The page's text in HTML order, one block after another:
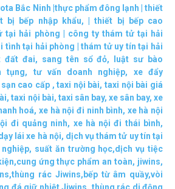
Bắc Ninh | thực phẩm đông lạnh |thiết
bị bếp nhập khẩu, |thiết bị bếp cao
tại hải phòng
công ty thám tử tại hải
tình tại hải phòng |thám tử uy tín tại hải
đất đai, sang tên sổ đỏ,
luật sư bào
tụng, tư vấn doanh nghiệp, xe đẩy
cao cấp,taxi nội bài,taxi nội bài giá
,taxi nội bài, taxi sân bay, xe sân bay,xe
hoá, xe hà nội đi ninh bình, xe hà nội
đi quảng ninh, xe hà nội đi thái bình,
lái xe hà nội, dịch vụ thám tử uy tín tại
, suất ăn trường học,dịch vụ tiệc
,cung ứng thực phẩm an toàn, jiwins,
,thùng rác Jiwins, bếp từ âm quầy,vòi
đá giữ nhiệt Jiwins, thùng rác di động